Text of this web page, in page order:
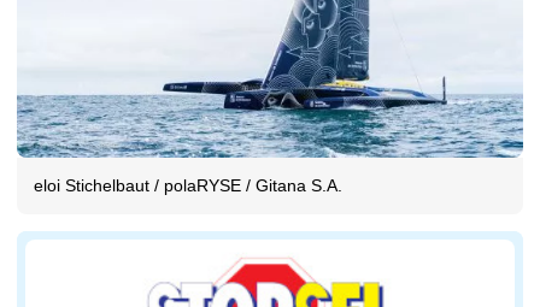
eloi Stichelbaut / polaRYSE / Gitana S.A.